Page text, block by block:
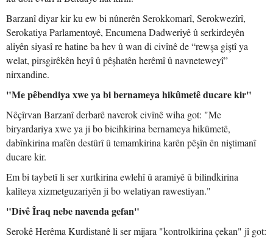
Barzanî diyar kir ku ew bi nûnerên Serokkomarî, Serokwezîrî,
Serokatiya Parlamentoyê, Encumena Dadweriyê û serkirdeyên
aliyên siyasî re hatine ba hev û wan di civînê de “rewşa giştî ya
welat, pirsgirêkên heyî û pêşhatên herêmî û navneteweyî”
nirxandine.
"Me pêbendiya xwe ya bi bernameya hikûmetê ducare kir"
Nêçîrvan Barzanî derbarê naverok civînê wiha got: "Me
biryardariya xwe ya ji bo bicihkirina bernameya hikûmetê,
dabînkirina mafên destûrî û temamkirina karên pêşîn ên niştimanî
ducare kir.
Em bi taybetî li ser xurtkirina ewlehî û aramiyê û bilindkirina
kalîteya xizmetguzariyên ji bo welatiyan rawestiyan."
"Divê Îraq nebe navenda gefan"
Serokê Herêma Kurdistanê li ser mijara "kontrolkirina çekan" jî got: